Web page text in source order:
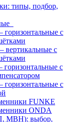
типы, подбор,
с
с
с
с
FUNKE
ONDA
МВН): выбор,